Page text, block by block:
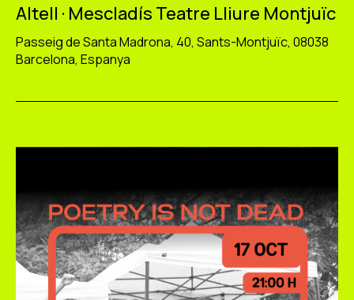
Altell · Mescladís Teatre Lliure Montjuïc
Passeig de Santa Madrona, 40, Sants-Montjuïc, 08038
Barcelona, Espanya